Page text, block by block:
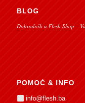
BLOG
Dobrodošli u Flesh Shop –
POMOĆ & INFO
info@flesh.ba